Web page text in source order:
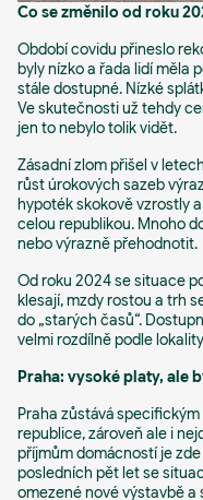
Co se změnilo od roku
Období covidu přineslo
byly nízko a řada lidí měla
stále dostupné. Nízké
Ve skutečnosti už tehdy
jen to nebylo tolik vidět.
Zásadní zlom přišel v
růst úrokových sazeb
hypoték skokově vzrostly
celou republikou. Mnoho
nebo výrazně přehodnotit.
Od roku 2024 se situace
klesají, mzdy rostou a trh
do „starých časů“.
velmi rozdílně podle
Praha: vysoké platy, ale
Praha zůstává
republice, zároveň ale i
příjmům domácností je
posledních pět let se
omezené nové výstavbě a